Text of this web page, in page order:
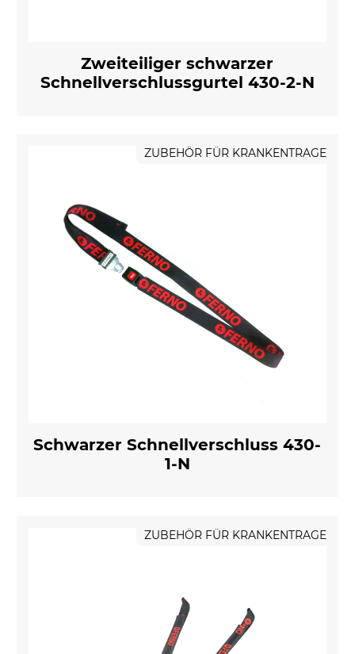
Zweiteiliger schwarzer
Schnellverschlussgurtel 430-2-N
ZUBEHÖR FÜR KRANKENTRAGE
Schwarzer Schnellverschluss 430-
1-N
ZUBEHÖR FÜR KRANKENTRAGE